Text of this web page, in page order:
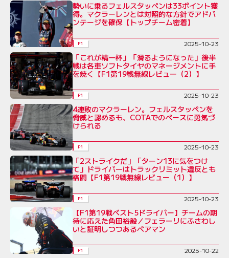
勢いに乗るフェルスタッペンは33ポイント獲
得。マクラーレンとは対照的な方針でアドバ
ンテージを確保【トップチーム密着】
F1 2025-10-23
「これが精一杯」「滑るようになった」後半
戦は各車ソフトタイヤのマネージメントに手
を焼く【F1第19戦無線レビュー（2）】
F1 2025-10-23
4連敗のマクラーレン。フェルスタッペンを
脅威と認めるも、COTAでのペースに勇気づ
けられる
F1 2025-10-23
「2ストライクだ」「ターン13に気をつけ
て」ドライバーはトラックリミット違反とも
格闘【F1第19戦無線レビュー（1）】
F1 2025-10-23
【F1第19戦ベスト5ドライバー】チームの期
待に応えた角田裕毅／フェラーリにふさわし
いと証明しつつあるベアマン
F1 2025-10-22